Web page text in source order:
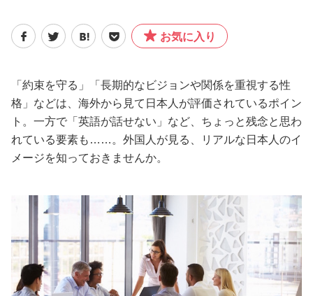
DRESS部活
ファッション
恋愛/結婚/離婚
美容/健康
ワークスタイル
妊娠/出産/家族
お気に入り
「約束を守る」「長期的なビジョンや関係を重視する性
格」などは、海外から見て日本人が評価されているポイン
ト。一方で「英語が話せない」など、ちょっと残念と思わ
れている要素も……。外国人が見る、リアルな日本人のイ
メージを知っておきませんか。